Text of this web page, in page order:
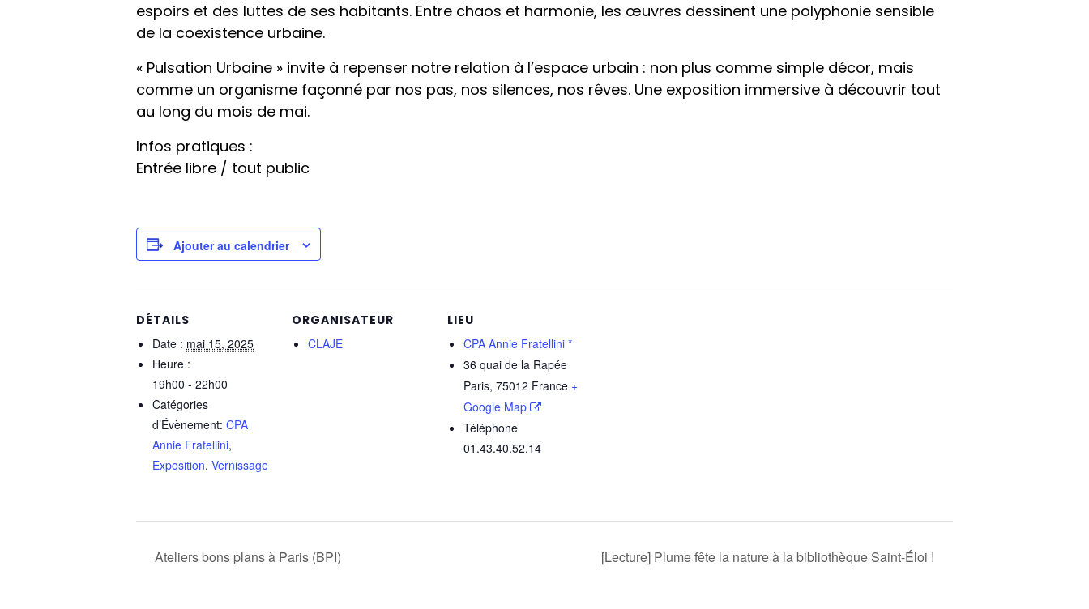
espoirs et des luttes de ses habitants. Entre chaos et harmonie, les œuvres dessinent une polyphonie sensible
de la coexistence urbaine.
« Pulsation Urbaine » invite à repenser notre relation à l’espace urbain : non plus comme simple décor, mais
comme un organisme façonné par nos pas, nos silences, nos rêves. Une exposition immersive à découvrir tout
au long du mois de mai.
Infos pratiques :
Entrée libre / tout public
Ajouter au calendrier
DÉTAILS
Date : mai 15, 2025
Heure :
19h00 - 22h00
Catégories
d’Évènement: CPA
Annie Fratellini,
Exposition, Vernissage
ORGANISATEUR
CLAJE
LIEU
CPA Annie Fratellini *
36 quai de la Rapée
Paris, 75012 France +
Google Map
Téléphone
01.43.40.52.14
Ateliers bons plans à Paris (BPI) [Lecture] Plume fête la nature à la bibliothèque Saint-Éloi !